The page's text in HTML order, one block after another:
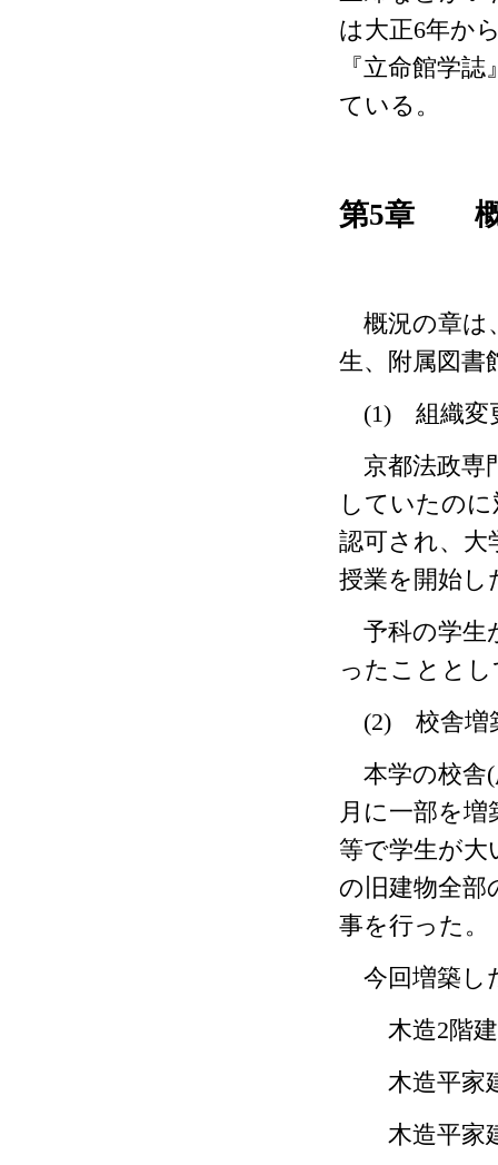
は大正6年か
『立命館学誌
ている。
第5章
概況の章は
生、附属図書
(1) 組織変
京都法政専
していたの
認可され、大
授業を開始し
予科の学生
ったことと
(2) 校舎増
本学の校舎(
月に一部を
等で学生が大
の旧建物全部
事を行った。
今回増築し
木造2階
木造平
木造